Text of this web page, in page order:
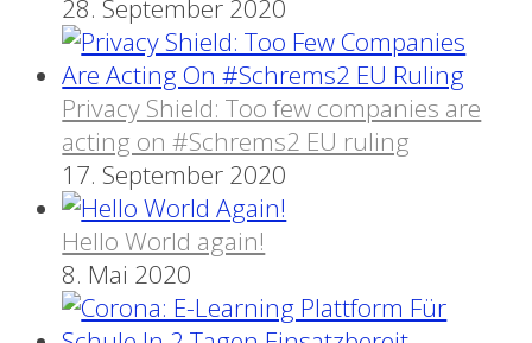
28. September 2020
Privacy Shield: Too few companies are
acting on #Schrems2 EU ruling
17. September 2020
Hello World again!
8. Mai 2020